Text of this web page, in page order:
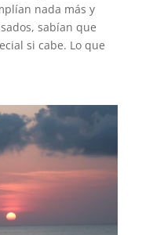
nada más y
sabían que
si cabe. Lo que